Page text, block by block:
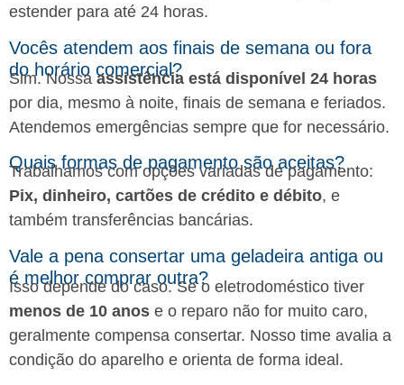
estender para até 24 horas.
Vocês atendem aos finais de semana ou fora
do horário comercial?
Sim. Nossaassistência está disponível 24 horas
por dia, mesmo à noite, finais de semana e feriados.
Atendemos emergências sempre que for necessário.
Quais formas de pagamento são aceitas?
Trabalhamos com opções variadas de pagamento:
Pix, dinheiro, cartões de crédito e débito, e
também transferências bancárias.
Vale a pena consertar uma geladeira antiga ou
é melhor comprar outra?
Isso depende do caso. Se o eletrodoméstico tiver
menos de 10 anos e o reparo não for muito caro,
geralmente compensa consertar. Nosso time avalia a
condição do aparelho e orienta de forma ideal.